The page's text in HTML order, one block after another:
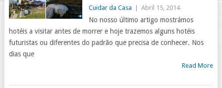
Cuidar da Casa Abril 15, 2014
No nosso último artigo mostrámos
hotéis a visitar antes de morrer e hoje trazemos alguns hotéis
futuristas ou diferentes do padrão que precisa de conhecer. Nos
dias que
Read More